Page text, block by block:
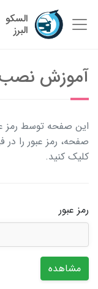
السکو
البرز
آموزش نصب
این صفحه توسط رمز
صفحه، رمز عبور را
کلیک کنید.
رمز عبور
مشاهده